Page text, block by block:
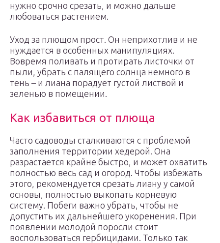
нужно срочно срезать, и можно дальше
любоваться растением.
Уход за плющом прост. Он неприхотлив и не
нуждается в особенных манипуляциях.
Вовремя поливать и протирать листочки от
пыли, убрать с палящего солнца немного в
тень – и лиана порадует густой листвой и
зеленью в помещении.
Как избавиться от плюща
Часто садоводы сталкиваются с проблемой
заполнения территории хедерой. Она
разрастается крайне быстро, и может охватить
полностью весь сад и огород. Чтобы избежать
этого, рекомендуется срезать лиану у самой
основы, полностью выкопать корневую
систему. Побеги важно убрать, чтобы не
допустить их дальнейшего укоренения. При
появлении молодой поросли стоит
воспользоваться гербицидами. Только так